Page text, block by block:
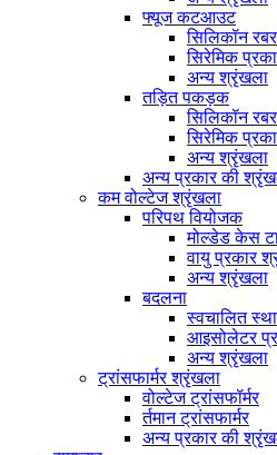
फ्यूज कटआउट
सिलिकॉन
सिरेमिक
अन्य श्रृंखला
तड़ित पकड़क
सिलिकॉन
सिरेमिक
अन्य श्रृंखला
अन्य प्रकार की
कम वोल्टेज श्रृंखला
परिपथ वियोजक
मोल्डेड केस
वायु प्रकार
अन्य श्रृंखला
बदलना
स्वचालित
आइसोलेटर
अन्य श्रृंखला
ट्रांसफार्मर श्रृंखला
वोल्टेज ट्रांसफॉर्मर
र्तमान ट्रांसफार्मर
अन्य प्रकार की